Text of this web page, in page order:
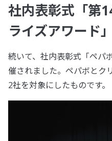
社内表彰式「第
ライズアワード」
続いて、社内表彰式「ペパ
催されました。ペパボとク
2社を対象にしたものです。